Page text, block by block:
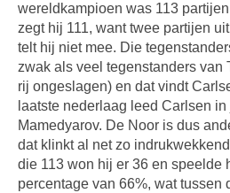
wereldkampioen was 113
zegt hij 111, want twee partijen
telt hij niet mee. Die
zwak als veel tegenstanders van
rij ongeslagen) en dat vindt
laatste nederlaag leed Carlsen
Mamedyarov. De Noor is dus
dat klinkt al net zo
die 113 won hij er 36 en speelde
percentage van 66%, wat tussen